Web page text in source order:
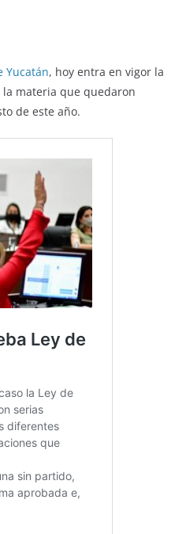
Yucatán, hoy entra en vigor la
la materia que quedaron
de este año.